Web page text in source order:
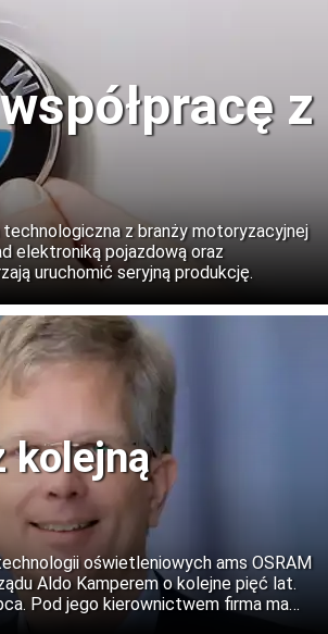
z
z branży motoryzacyjnej
elektroniką pojazdową oraz
uruchomić seryjną produkcję.
kolejną
oświetleniowych ams OSRAM
Aldo Kamperem o kolejne pięć lat.
Pod jego kierownictwem firma ma